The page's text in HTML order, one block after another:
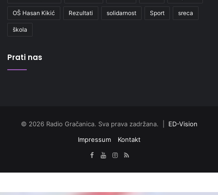
OŠ Hasan Kikić Rezultati solidarnost Sport sreca
škola
Prati nas
© 2026 Radio Gračanica. Sva prava zadržana. | ED-Vision
Impressum
Kontakt